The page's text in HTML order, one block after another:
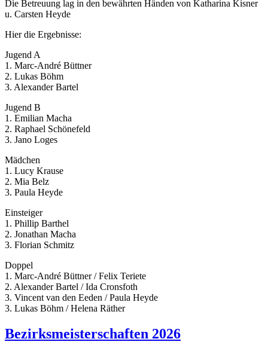
Die Betreuung lag in den bewährten Händen von Katharina Kisner
u. Carsten Heyde
Hier die Ergebnisse:
Jugend A
1. Marc-André Büttner
2. Lukas Böhm
3. Alexander Bartel
Jugend B
1. Emilian Macha
2. Raphael Schönefeld
3. Jano Loges
Mädchen
1. Lucy Krause
2. Mia Belz
3. Paula Heyde
Einsteiger
1. Phillip Barthel
2. Jonathan Macha
3. Florian Schmitz
Doppel
1. Marc-André Büttner / Felix Teriete
2. Alexander Bartel / Ida Cronsfoth
3. Vincent van den Eeden / Paula Heyde
3. Lukas Böhm / Helena Räther
Bezirksmeisterschaften 2026